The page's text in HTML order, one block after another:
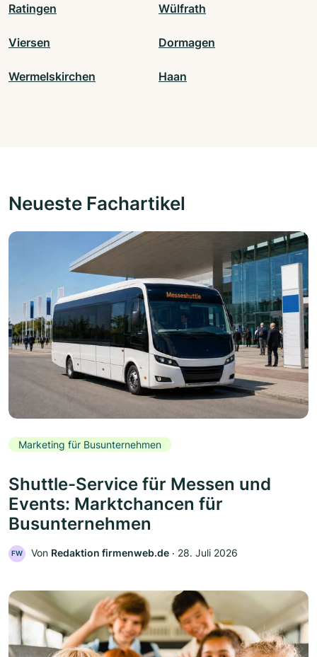
Ratingen Wülfrath
Viersen Dormagen
Wermelskirchen Haan
Neueste Fachartikel
Marketing für Busunternehmen
Shuttle-Service für Messen und
Events: Marktchancen für
Busunternehmen
FW Von Redaktion firmenweb.de ‧ 28. Juli 2026